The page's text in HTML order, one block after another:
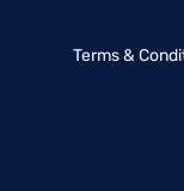
Terms &